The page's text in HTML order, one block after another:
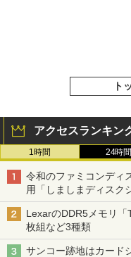
ト
アクセスランキン
1時間 24時間
令和のファミコンディ
用「しましまディスク
LexarのDDR5メモリ
枚組など3種類
サンコー跡地はカード